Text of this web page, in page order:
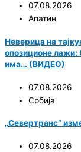
07.08.2026
Апатин
Неверица на
опозиционе лажи:
има… (ВИДЕО)
07.08.2026
Србија
„Севертранс“
07.08.2026